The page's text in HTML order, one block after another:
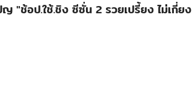
"ช้อป.ใช้.ชิง ซีซั่น 2 รวยเปรี้ยง ไม่เกี่ยง